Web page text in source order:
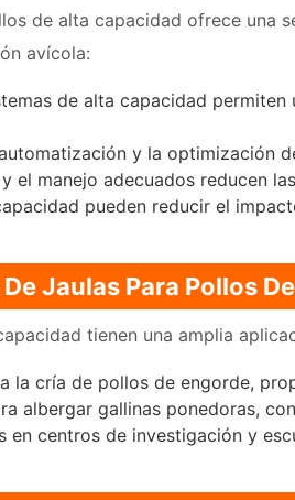
de alta capacidad ofrece una
avícola:
de alta capacidad
y la optimización
el manejo adecuados reducen
pueden reducir el
Jaulas Para Pollos
tienen una amplia
la cría de pollos de engorde,
albergar gallinas ponedoras,
en centros de investigación y